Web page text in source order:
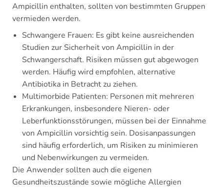
Ampicillin enthalten, sollten von bestimmten Gruppen
vermieden werden.
Schwangere Frauen: Es gibt keine ausreichenden
Studien zur Sicherheit von Ampicillin in der
Schwangerschaft. Risiken müssen gut abgewogen
werden. Häufig wird empfohlen, alternative
Antibiotika in Betracht zu ziehen.
Multimorbide Patienten: Personen mit mehreren
Erkrankungen, insbesondere Nieren- oder
Leberfunktionsstörungen, müssen bei der Einnahme
von Ampicillin vorsichtig sein. Dosisanpassungen
sind häufig erforderlich, um Risiken zu minimieren
und Nebenwirkungen zu vermeiden.
Die Anwender sollten auch die eigenen
Gesundheitszustände sowie mögliche Allergien